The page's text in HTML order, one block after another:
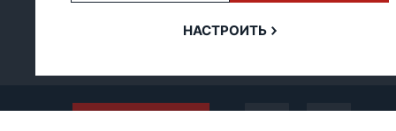
НАСТРОИТЬ